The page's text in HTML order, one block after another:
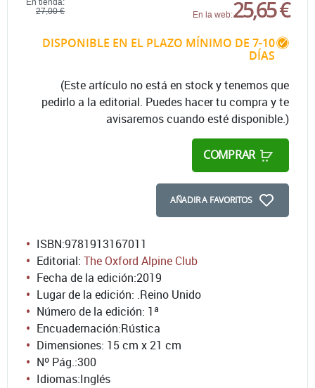
En tienda:
27,00 €
En la web:25,65 €
DISPONIBLE EN EL PLAZO MÍNIMO DE 7-10
DÍAS
(Este artículo no está en stock y tenemos que
pedirlo a la editorial. Puedes hacer tu compra y te
avisaremos cuando esté disponible.)
COMPRAR
AÑADIR A FAVORITOS
ISBN:9781913167011
Editorial: The Oxford Alpine Club
Fecha de la edición:2019
Lugar de la edición: .Reino Unido
Número de la edición: 1ª
Encuadernación:Rústica
Dimensiones: 15 cm x 21 cm
Nº Pág.:300
Idiomas:Inglés